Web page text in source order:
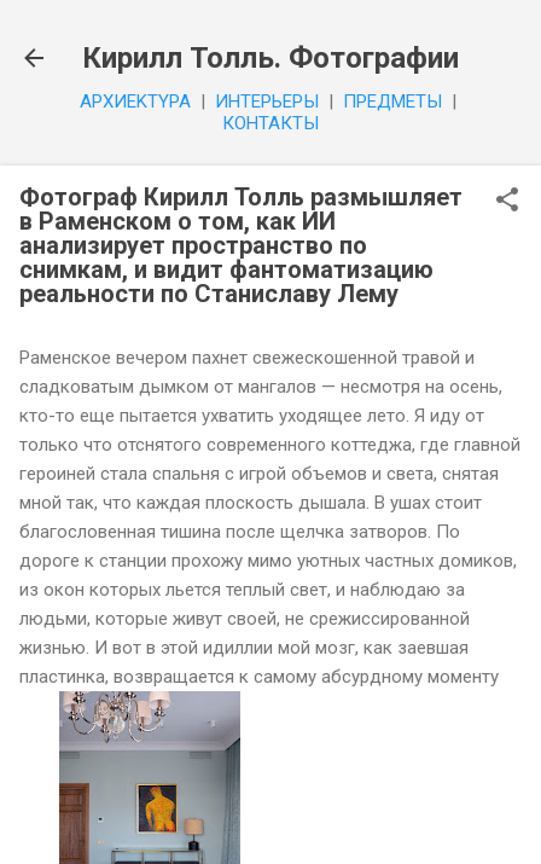
Кирилл Толль. Фотографии
APXИEKTYPA | ИHTEPЬEPЫ | ПPEДMETЫ |
КОНТАКТЫ
Фотограф Кирилл Толль размышляет
в Раменском о том, как ИИ
анализирует пространство по
снимкам, и видит фантоматизацию
реальности по Станиславу Лему
Раменское вечером пахнет свежескошенной травой и
сладковатым дымком от мангалов — несмотря на осень,
кто-то еще пытается ухватить уходящее лето. Я иду от
только что отснятого современного коттеджа, где главной
героиней стала спальня с игрой объемов и света, снятая
мной так, что каждая плоскость дышала. В ушах стоит
благословенная тишина после щелчка затворов. По
дороге к станции прохожу мимо уютных частных домиков,
из окон которых льется теплый свет, и наблюдаю за
людьми, которые живут своей, не срежиссированной
жизнью. И вот в этой идиллии мой мозг, как заевшая
пластинка, возвращается к самому абсурдному моменту